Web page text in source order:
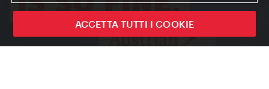
ACCETTA TUTTI I COOKIE